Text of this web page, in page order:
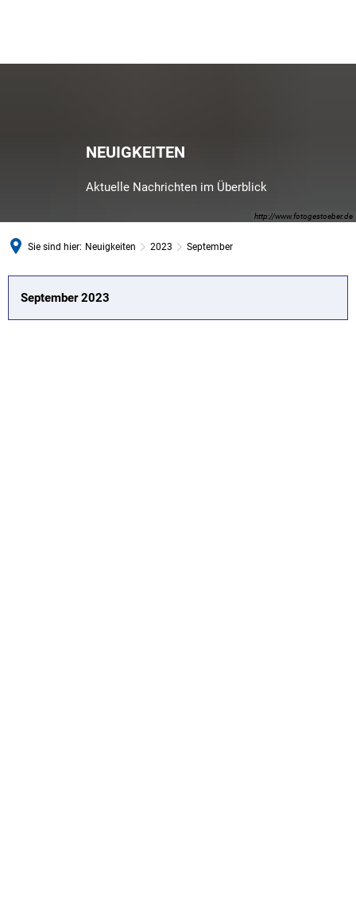
http://www.fotogestoeber.de
NEUIGKEITEN
Aktuelle Nachrichten im Überblick
Sie sind hier: Neuigkeiten 2023 September
September
September 2023